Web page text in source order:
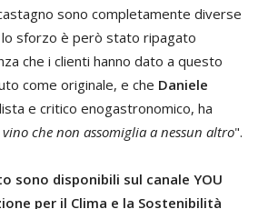
sono completamente diverse
sforzo è però stato ripagato
che i clienti hanno dato a questo
come originale, e che Daniele
e critico enogastronomico, ha
che non assomiglia a nessun altro".
sono disponibili sul canale YOU
per il Clima e la Sostenibilità